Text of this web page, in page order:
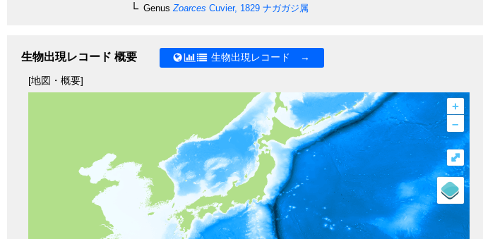
Genus Zoarces Cuvier, 1829 ナガガジ属
生物出現レコード 概要 生物出現レコード →
[地図・概要]
+
–
⤢